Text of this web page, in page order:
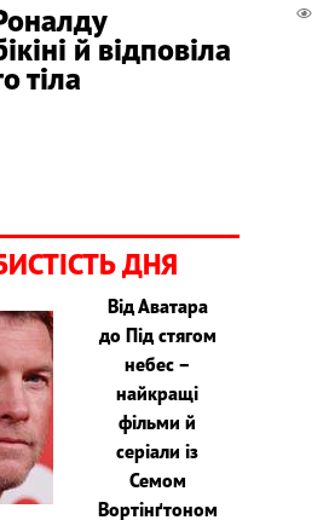
й відповіла
тіла
ДНЯ
Від Аватара
до Під стягом
небес –
найкращі
фільми й
серіали із
Семом
Вортінґтоном